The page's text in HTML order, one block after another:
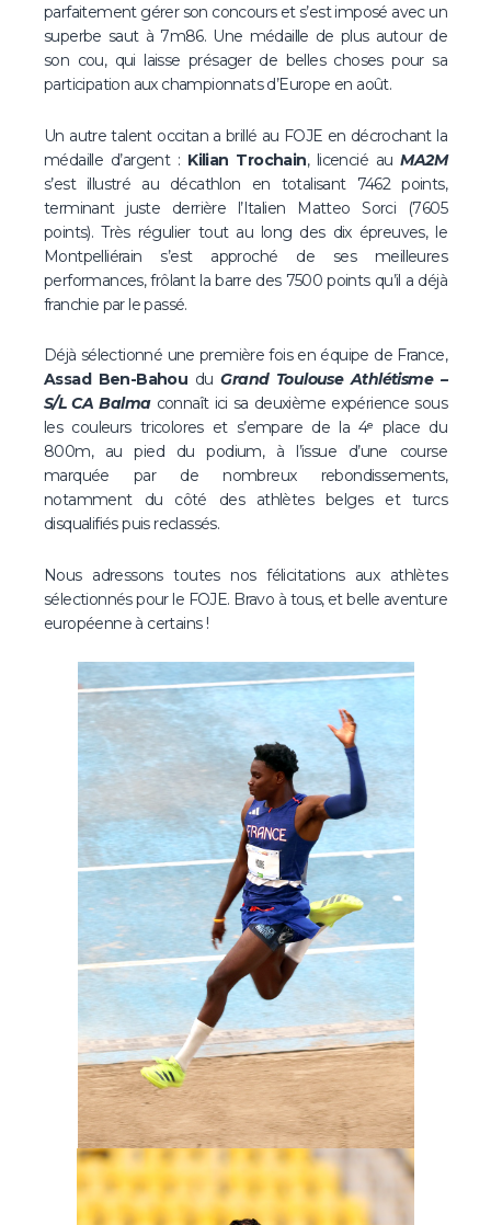
parfaitement gérer son concours et s’est imposé avec un
superbe saut à 7m86. Une médaille de plus autour de
son cou, qui laisse présager de belles choses pour sa
participation aux championnats d’Europe en août.
Un autre talent occitan a brillé au FOJE en décrochant la
médaille d’argent : Kilian Trochain, licencié auMA2M
s’est illustré au décathlon en totalisant 7462 points,
terminant juste derrière l’Italien Matteo Sorci (7605
points). Très régulier tout au long des dix épreuves, le
Montpelliérain s’est approché de ses meilleures
performances, frôlant la barre des 7500 points qu’il a déjà
franchie par le passé.
Déjà sélectionné une première fois en équipe de France,
Assad Ben-Bahou duGrand Toulouse Athlétisme –
S/L CA Balmaconnaît ici sa deuxième expérience sous
les couleurs tricolores et s’empare de la 4ᵉ place du
800m, au pied du podium, à l’issue d’une course
marquée par de nombreux rebondissements,
notamment du côté des athlètes belges et turcs
disqualifiés puis reclassés.
Nous adressons toutes nos félicitations aux athlètes
sélectionnés pour le FOJE. Bravo à tous, et belle aventure
européenne à certains !